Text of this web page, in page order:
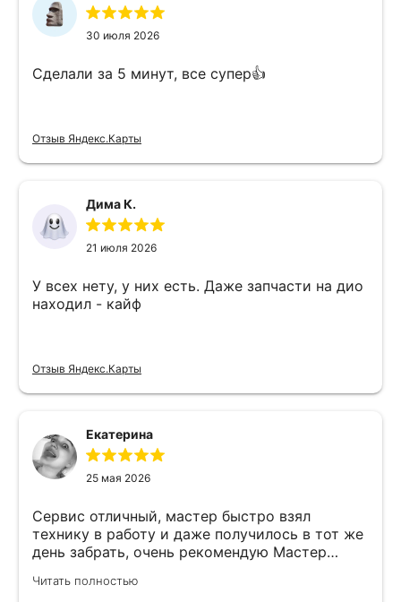
30 июля 2026
Сделали за 5 минут, все супер👍
Отзыв Яндекс.Карты
Дима К.
21 июля 2026
У всех нету, у них есть. Даже запчасти на дио
находил - кайф
Отзыв Яндекс.Карты
Екатерина
25 мая 2026
Сервис отличный, мастер быстро взял
технику в работу и даже получилось в тот же
день забрать, очень рекомендую Мастер
Читать полностью